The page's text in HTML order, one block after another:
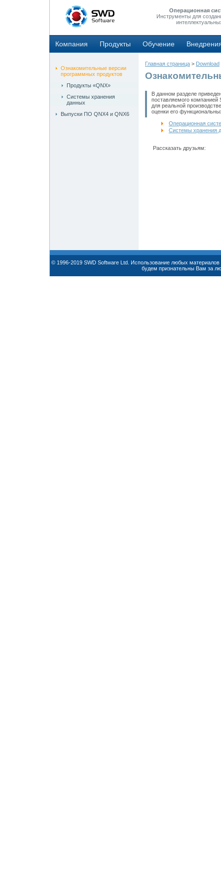
Операционная
Инструменты для
Компания Продукты Обучение
Ознакомительные версии
программных продуктов
Продукты «QNX»
Системы хранения
данных
Выпуски ПО QNX4 и QNX6
Главная страница > Download
В данном разделе
поставляемого
для реальной
оценки его
Операционная
Системы хранения
Рассказать друзьям:
© 1996-2019 SWD Software Ltd. Использование любых
будем признательны Вам за